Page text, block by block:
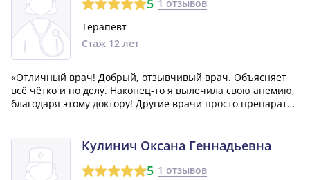
5 1 отзывов
Терапевт
Стаж 12 лет
«Отличный врач! Добрый, отзывчивый врач. Объясняет
всё чётко и по делу. Наконец-то я вылечила свою анемию,
благодаря этому доктору! Другие врачи просто препараты
что у меня смешанна...»Кулинич Оксана Геннадьевна
5 1 отзывов